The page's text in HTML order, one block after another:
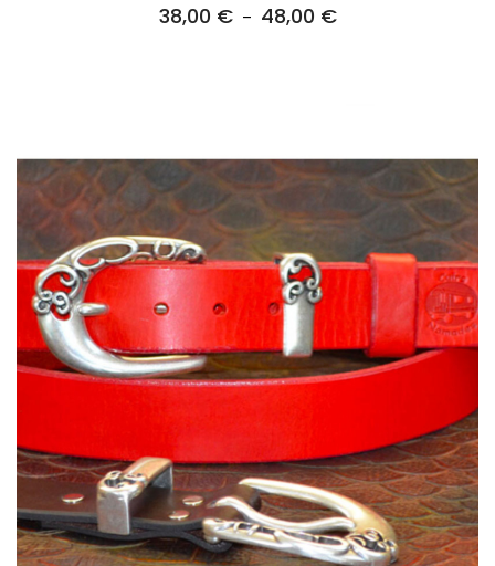
38,00 € – 48,00 €Plage